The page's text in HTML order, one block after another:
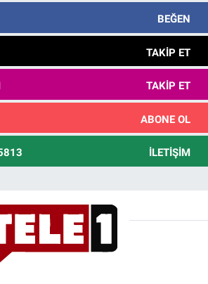
BEĞEN
TAKIP ET
TAKIP ET
ABONE OL
İLETIŞIM